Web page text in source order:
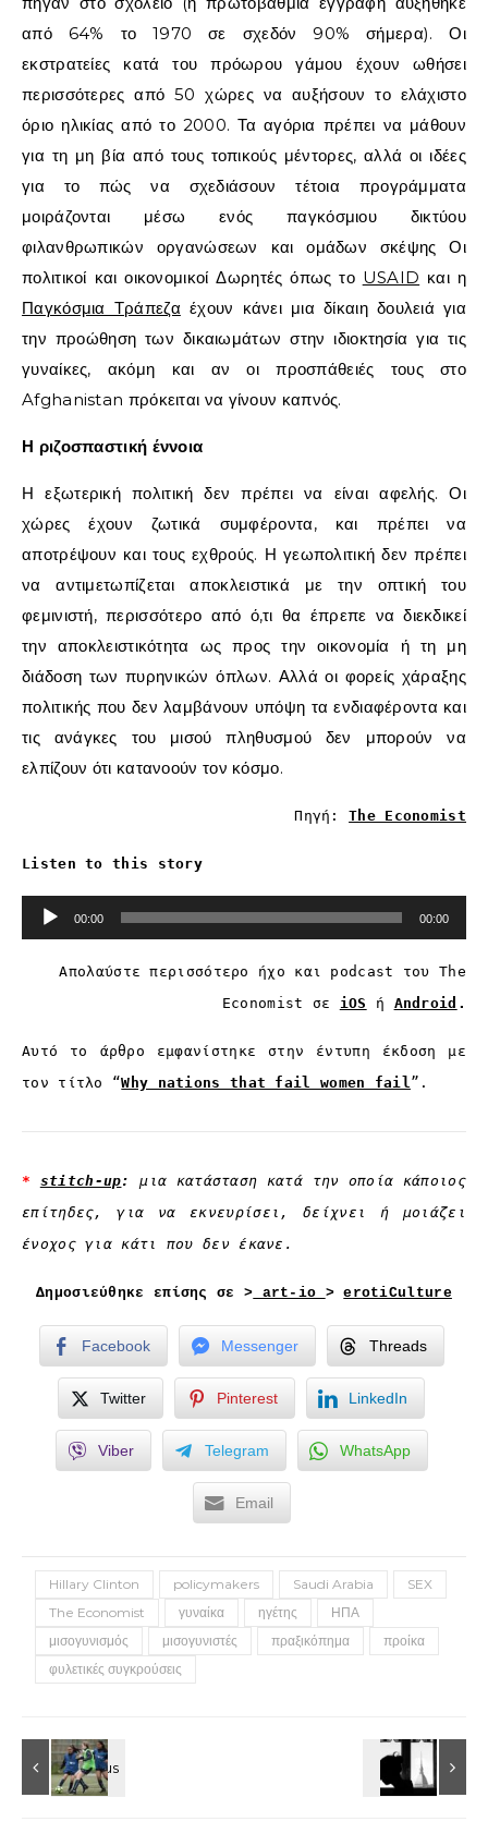
από 64% το 1970 σε σχεδόν 90% σήμερα). Οι
εκστρατείες κατά του πρόωρου γάμου έχουν ωθήσει
περισσότερες από 50 χώρες να αυξήσουν το ελάχιστο
όριο ηλικίας από το 2000. Τα αγόρια πρέπει να μάθουν
για τη μη βία από τους τοπικούς μέντορες, αλλά οι ιδέες
για το πώς να σχεδιάσουν τέτοια προγράμματα
μοιράζονται μέσω ενός παγκόσμιου δικτύου
φιλανθρωπικών οργανώσεων και ομάδων σκέψης Οι
πολιτικοί και οικονομικοί Δωρητές όπως το USAID και η
Παγκόσμια Τράπεζα έχουν κάνει μια δίκαιη δουλειά για
την προώθηση των δικαιωμάτων στην ιδιοκτησία για τις
γυναίκες, ακόμη και αν οι προσπάθειές τους στο
Afghanistan πρόκειται να γίνουν καπνός.
Η ριζοσπαστική έννοια
Η εξωτερική πολιτική δεν πρέπει να είναι αφελής. Οι
χώρες έχουν ζωτικά συμφέροντα, και πρέπει να
αποτρέψουν και τους εχθρούς. Η γεωπολιτική δεν πρέπει
να αντιμετωπίζεται αποκλειστικά με την οπτική του
φεμινιστή, περισσότερο από ό,τι θα έπρεπε να διεκδικεί
την αποκλειστικότητα ως προς την οικονομία ή τη μη
διάδοση των πυρηνικών όπλων. Αλλά οι φορείς χάραξης
πολιτικής που δεν λαμβάνουν υπόψη τα ενδιαφέροντα και
τις ανάγκες του μισού πληθυσμού δεν μπορούν να
ελπίζουν ότι κατανοούν τον κόσμο.
Πηγή:The Economist
Listen to this story
Πρόγραμμα
00:00 00:00
Απολαύστε περισσότερο ήχο και podcast τουThe
Economist σε iOS ή Android .
Αυτό το άρθρο εμφανίστηκε στην έντυπη έκδοση με
τον τίτλο “Why nations that fail women fail”.
* stitch-up:μια κατάσταση κατά την οποία κάποιος
επίτηδες, για να εκνευρίσει, δείχνει ή μοιάζει
ένοχος για κάτι που δεν έκανε.
Δημοσιεύθηκε επίσης σε > art-io >erotiCulture
Facebook Messenger Threads
Twitter Pinterest LinkedIn
Viber Telegram WhatsApp
Email
Hillary Clinton policymakers Saudi Arabia
SEX
The Economist
γυναίκα ηγέτης
ΗΠΑ
μισογυνισμός
μισογυνιστές πραξικόπημα
προίκα
φυλετικές συγκρούσεις